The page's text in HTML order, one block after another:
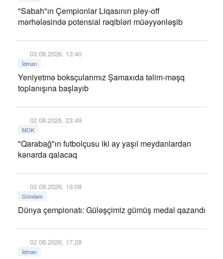
"Sabah"ın Çempionlar Liqasının pley-off
mərhələsində potensial rəqibləri müəyyənləşib
03.08.2026, 13:40
İdman
Yeniyetmə boksçularımız Şamaxıda təlim-məşq
toplanışına başlayıb
02.08.2026, 23:49
MOK
"Qarabağ"ın futbolçusu iki ay yaşıl meydanlardan
kənarda qalacaq
02.08.2026, 19:09
Gündəm
Dünya çempionatı: Güləşçimiz gümüş medal qazandı
02.08.2026, 17:28
İdman